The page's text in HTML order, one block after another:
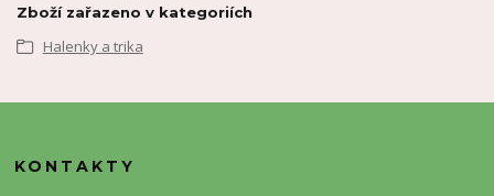
Zboží zařazeno v kategoriích
Halenky a trika
KONTAKTY